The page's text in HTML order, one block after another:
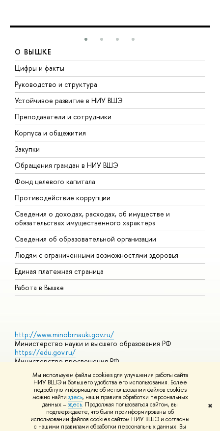
Мы используем файлы cookies для улучшения работы сайта
НИУ ВШЭ и большего удобства его использования. Более
подробную информацию об использовании файлов cookies
можно найти здесь, наши правила обработки персональных
данных –здесь. Продолжая пользоваться сайтом, вы
подтверждаете, что были проинформированы об
использовании файлов cookies сайтом НИУ ВШЭ и согласны
с нашими правилами обработки персональных данных. Вы
✖
О ВЫШКЕ
Цифры и факты
Руководство и структура
Устойчивое развитие в НИУ ВШЭ
Преподаватели и сотрудники
Корпуса и общежития
Закупки
Обращения граждан в НИУ ВШЭ
Фонд целевого капитала
Противодействие коррупции
Сведения о доходах, расходах, об имуществе и
обязательствах имущественного характера
Сведения об образовательной организации
Людям с ограниченными возможностями здоровья
Единая платежная страница
Работа в Вышке
http://www.minobrnauki.gov.ru/
Министерство науки и высшего образования РФ
https://edu.gov.ru/
Министерство просвещения РФ
Массовые открытые онлайн-курсы
© НИУ ВШЭ 1993–2026 Адреса и контактыУсловия
использования материалов Политика конфиденциальности